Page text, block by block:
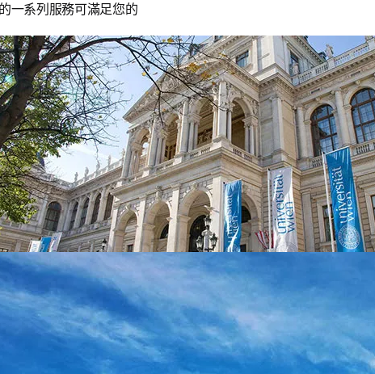
一系列服務可滿足您的
利維也納大學